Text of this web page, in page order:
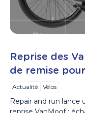
Reprise des
de remise
Actualité Vélos
Repair and run lance